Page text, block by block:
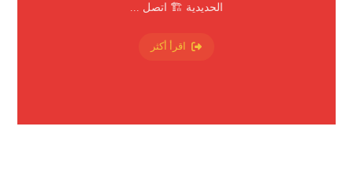
الحديدية 🏗️ اتصل ...
اقرأ أكثر